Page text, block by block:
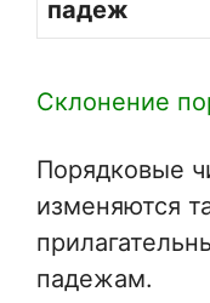
падеж
Склонение
Порядковые
изменяются
падежам.